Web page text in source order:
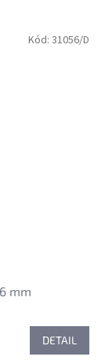
mm
DETAIL
Kód: 31056/D